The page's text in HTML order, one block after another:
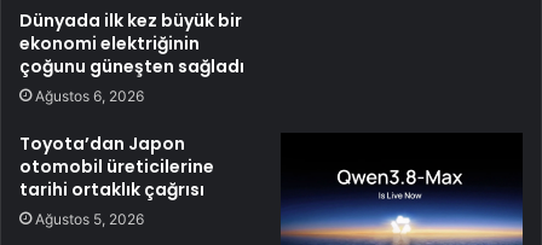
Dünyada ilk kez büyük bir
ekonomi elektriğinin
çoğunu güneşten sağladı
Ağustos 6, 2026
Toyota’dan Japon
otomobil üreticilerine
tarihi ortaklık çağrısı
Ağustos 5, 2026